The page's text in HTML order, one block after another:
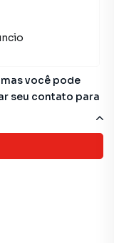
novas
você pode
seu contato para